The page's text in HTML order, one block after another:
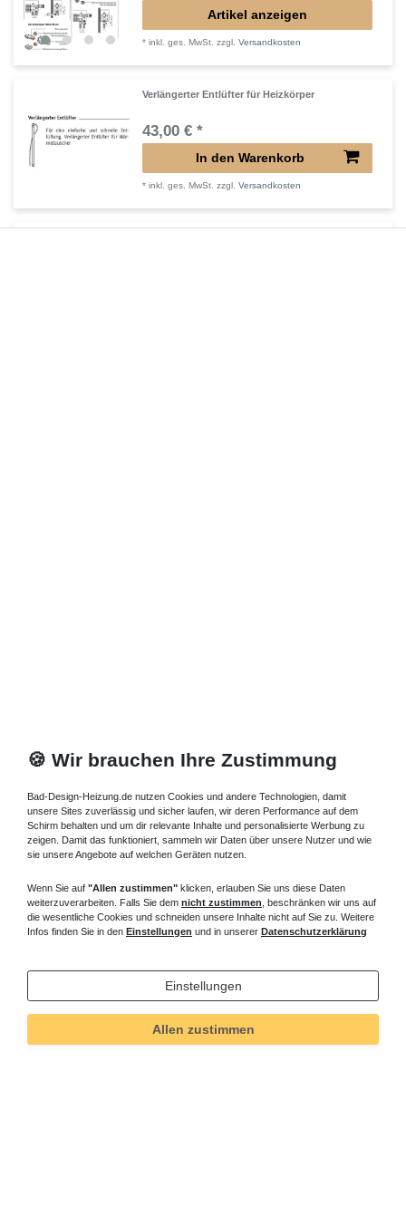
Artikel anzeigen
*inkl. ges. MwSt. zzgl.Versandkosten
Verlängerter Entlüfter für Heizkörper
43,00 € *
In den Warenkorb
*inkl. ges. MwSt. zzgl.Versandkosten
🍪 Wir brauchen Ihre Zustimmung
Bad-Design-Heizung.de nutzen Cookies und andere Technologien, damit
unsere Sites zuverlässig und sicher laufen, wir deren Performance auf dem
Schirm behalten und um dir relevante Inhalte und personalisierte Werbung zu
zeigen. Damit das funktioniert, sammeln wir Daten über unsere Nutzer und wie
sie unsere Angebote auf welchen Geräten nutzen.
Wenn Sie auf "Allen zustimmen" klicken, erlauben Sie uns diese Daten
weiterzuverarbeiten. Falls Sie dem nicht zustimmen , beschränken wir uns auf
die wesentliche Cookies und schneiden unsere Inhalte nicht auf Sie zu. Weitere
Infos finden Sie in den Einstellungen und in unserer Datenschutzerklärung
Einstellungen
Allen zustimmen